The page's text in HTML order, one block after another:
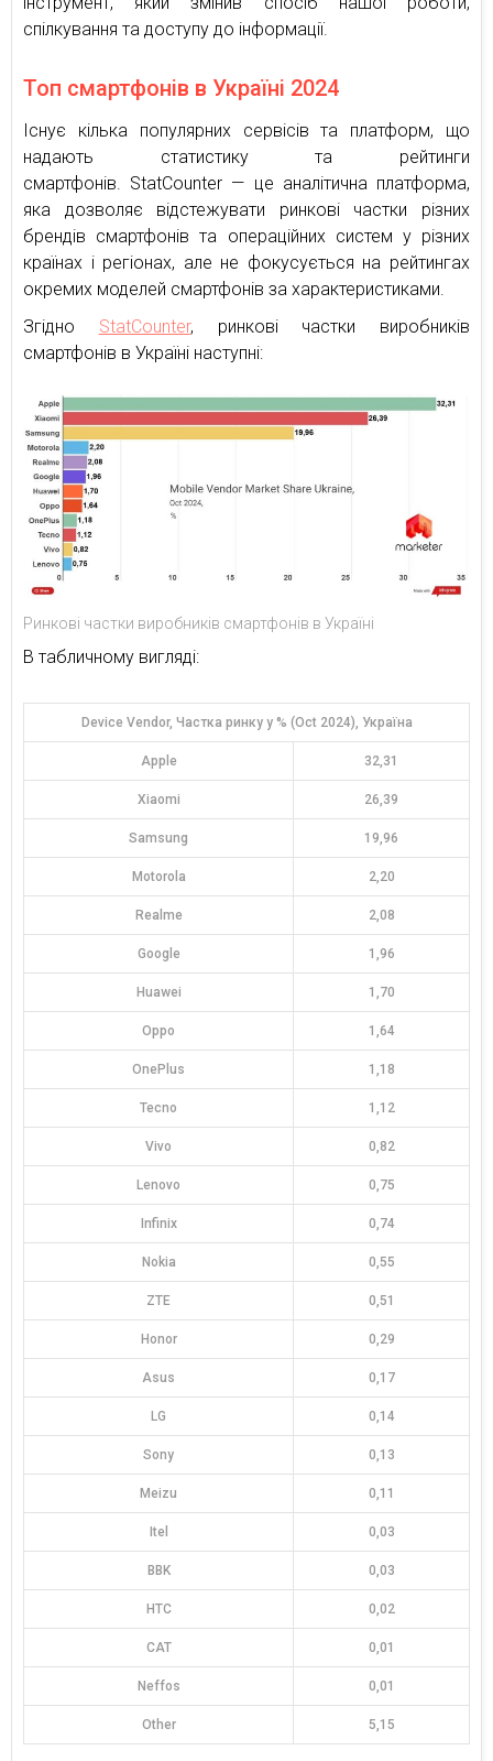
спілкування та доступу до інформації.
Топ смартфонів в Україні 2024
Існує кілька популярних сервісів та платформ, що
надають статистику та рейтинги
смартфонів. StatCounter — це аналітична платформа,
яка дозволяє відстежувати ринкові частки різних
брендів смартфонів та операційних систем у різних
країнах і регіонах, але не фокусується на рейтингах
окремих моделей смартфонів за характеристиками.
Згідно StatCounter, ринкові частки виробників
смартфонів в Україні наступні:
Ринкові частки виробників смартфонів в Україні
В табличному вигляді:
Device Vendor, Частка ринку у % (Oct 2024), Україна
Apple 32,31
Xiaomi 26,39
Samsung 19,96
Motorola 2,20
Realme 2,08
Google 1,96
Huawei 1,70
Oppo 1,64
OnePlus 1,18
Tecno 1,12
Vivo 0,82
Lenovo 0,75
Infinix 0,74
Nokia 0,55
ZTE 0,51
Honor 0,29
Asus 0,17
LG 0,14
Sony 0,13
Meizu 0,11
Itel 0,03
BBK 0,03
HTC 0,02
CAT 0,01
Neffos 0,01
Other 5,15